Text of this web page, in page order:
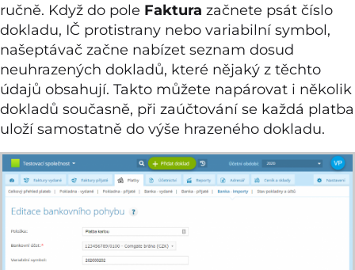
ručně. Když do pole Faktura začnete psát číslo
dokladu, IČ protistrany nebo variabilní symbol,
našeptávač začne nabízet seznam dosud
neuhrazených dokladů, které nějaký z těchto
údajů obsahují. Takto můžete napárovat i několik
dokladů současně, při zaúčtování se každá platba
uloží samostatně do výše hrazeného dokladu.